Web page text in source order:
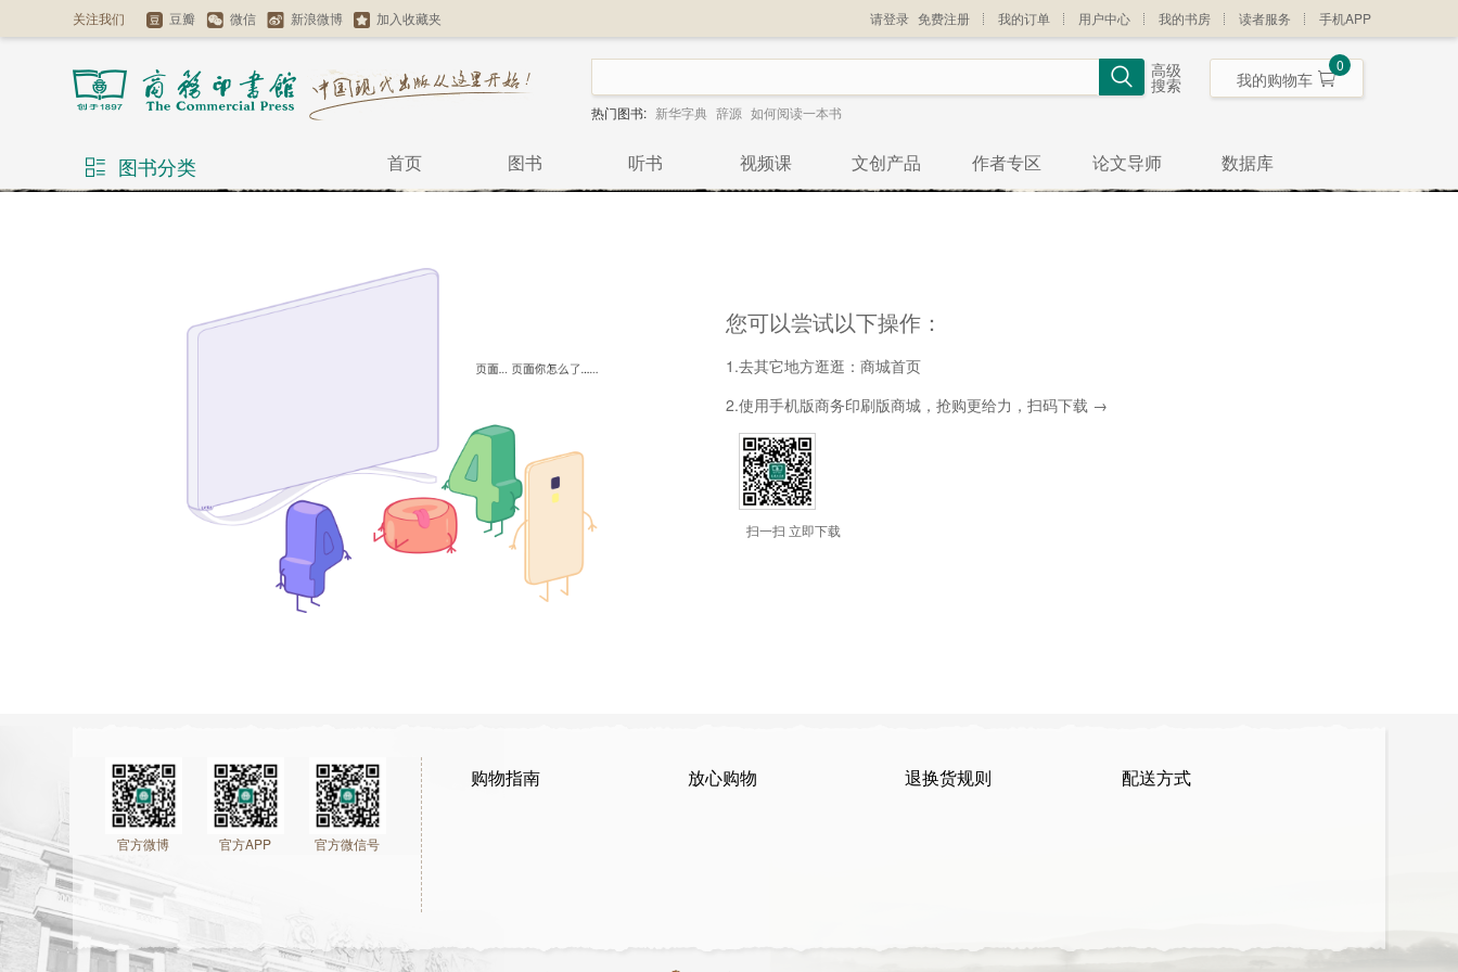
关注我们 豆瓣 微信 新浪微博 加入收藏夹 请登录 免费注册 我的订单 用户中心 我的书房 读者服务 手机APP
高级
搜索
热门图书: 新华字典 辞源 如何阅读一本书
我的购物车
0
图书分类 首页 图书 听书 视频课 文创产品 作者专区 论文导师 数据库
您可以尝试以下操作：
1.去其它地方逛逛： 商城首页
2.使用手机版商务印刷版商城，抢购更给力，扫码下载 →
扫一扫 立即下载
官方微博 官方APP 官方微信号
购物指南 放心购物 退换货规则 配送方式